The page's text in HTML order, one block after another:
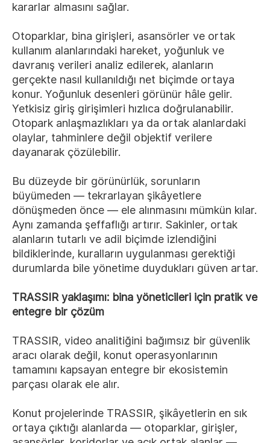
kararlar almasını sağlar.
Otoparklar, bina girişleri, asansörler ve ortak
kullanım alanlarındaki hareket, yoğunluk ve
davranış verileri analiz edilerek, alanların
gerçekte nasıl kullanıldığı net biçimde ortaya
konur. Yoğunluk desenleri görünür hâle gelir.
Yetkisiz giriş girişimleri hızlıca doğrulanabilir.
Otopark anlaşmazlıkları ya da ortak alanlardaki
olaylar, tahminlere değil objektif verilere
dayanarak çözülebilir.
Bu düzeyde bir görünürlük, sorunların
büyümeden — tekrarlayan şikâyetlere
dönüşmeden önce — ele alınmasını mümkün kılar.
Aynı zamanda şeffaflığı artırır. Sakinler, ortak
alanların tutarlı ve adil biçimde izlendiğini
bildiklerinde, kuralların uygulanması gerektiği
durumlarda bile yönetime duydukları güven artar.
TRASSIR yaklaşımı: bina yöneticileri için pratik ve
entegre bir çözüm
TRASSIR, video analitiğini bağımsız bir güvenlik
aracı olarak değil, konut operasyonlarının
tamamını kapsayan entegre bir ekosistemin
parçası olarak ele alır.
Konut projelerinde TRASSIR, şikâyetlerin en sık
ortaya çıktığı alanlarda — otoparklar, girişler,